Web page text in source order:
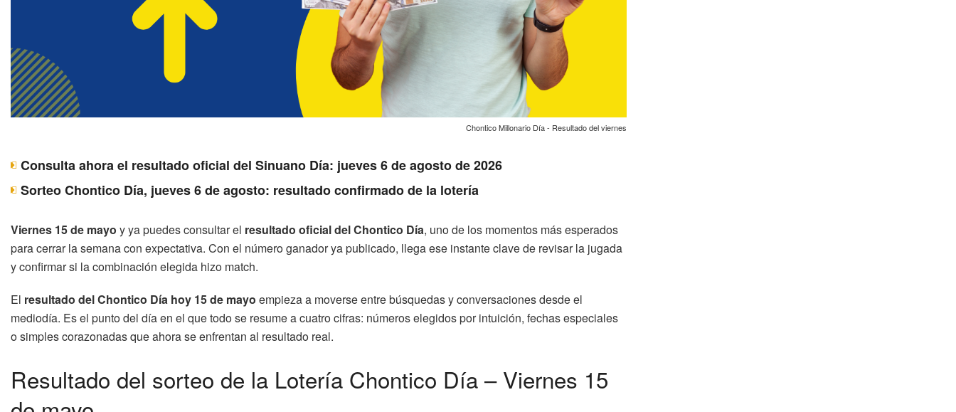
Chontico Millonario Día - Resultado del viernes
Consulta ahora el resultado oficial del Sinuano Día: jueves 6 de agosto de 2026
Sorteo Chontico Día, jueves 6 de agosto: resultado confirmado de la lotería
Viernes 15 de mayo y ya puedes consultar el resultado oficial del Chontico Día, uno de los momentos más esperados
para cerrar la semana con expectativa. Con el número ganador ya publicado, llega ese instante clave de revisar la jugada
y confirmar si la combinación elegida hizo match.
El resultado del Chontico Día hoy 15 de mayo empieza a moverse entre búsquedas y conversaciones desde el
mediodía. Es el punto del día en el que todo se resume a cuatro cifras: números elegidos por intuición, fechas especiales
o simples corazonadas que ahora se enfrentan al resultado real.
Resultado del sorteo de la Lotería Chontico Día – Viernes 15